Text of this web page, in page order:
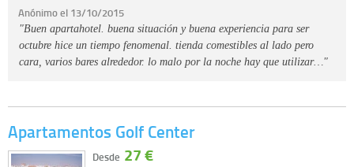
Anónimo el 13/10/2015
"Buen apartahotel. buena situación y buena experiencia para ser
octubre hice un tiempo fenomenal. tienda comestibles al lado pero
cara, varios bares alrededor. lo malo por la noche hay que utilizar…"
Apartamentos Golf Center
Desde 27 €